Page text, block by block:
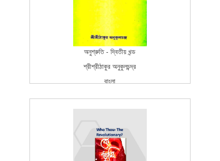
অনুশ্রুতি - দ্বিতীয় খন্ড
শ্রীশ্রীঠাকুর অনুকুলচন্দ্র
বাংলা
প্রকাশন
2005-10-25T15:26:37Z
SCAN_BOOK